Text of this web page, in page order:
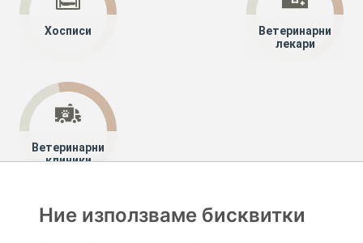
Хосписи
Ветеринарни
лекари
Ветеринарни
клиники
Специалисти
Ние използваме бисквитки